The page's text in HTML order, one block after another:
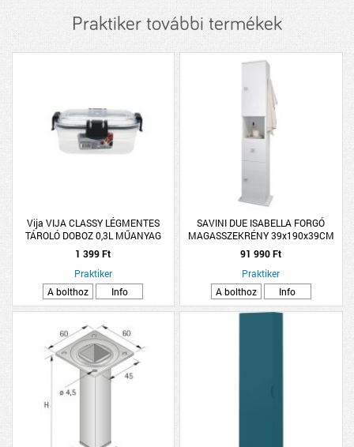
Praktiker további termékek
Vija VIJA CLASSY LÉGMENTES
TÁROLÓ DOBOZ 0,3L MŰANYAG
1 399 Ft
Praktiker
A bolthoz
Info
SAVINI DUE ISABELLA FORGÓ
MAGASSZEKRÉNY 39x190x39CM
91 990 Ft
Praktiker
A bolthoz
Info